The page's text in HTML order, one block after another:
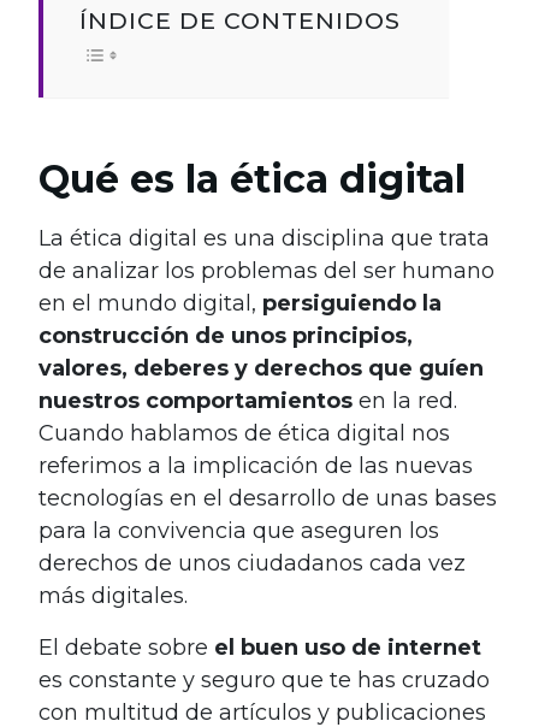
ÍNDICE DE CONTENIDOS
Qué es la ética digital
La ética digital es una disciplina que trata
de analizar los problemas del ser humano
en el mundo digital, persiguiendo la
construcción de unos principios,
valores, deberes y derechos que guíen
nuestros comportamientos en la red.
Cuando hablamos de ética digital nos
referimos a la implicación de las nuevas
tecnologías en el desarrollo de unas bases
para la convivencia que aseguren los
derechos de unos ciudadanos cada vez
más digitales.
El debate sobre el buen uso de internet
es constante y seguro que te has cruzado
con multitud de artículos y publicaciones